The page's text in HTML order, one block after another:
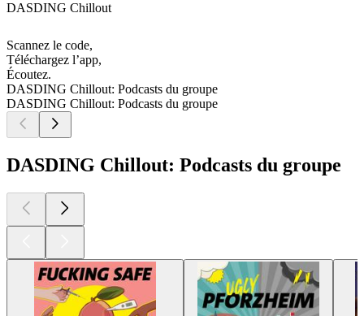
DASDING Chillout
Scannez le code,
Téléchargez l’app,
Écoutez.
DASDING Chillout: Podcasts du groupe
DASDING Chillout: Podcasts du groupe
DASDING Chillout: Podcasts du groupe